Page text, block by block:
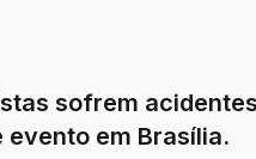
sofrem
evento em Brasília.